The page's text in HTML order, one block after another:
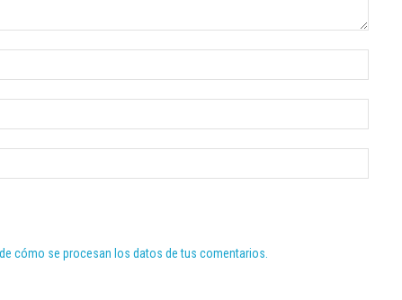
cómo se procesan los datos de tus comentarios.